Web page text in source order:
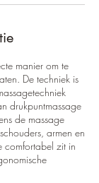
manier om te
De techniek is
drukpuntmassage
de massage
armen en
comfortabel zit in